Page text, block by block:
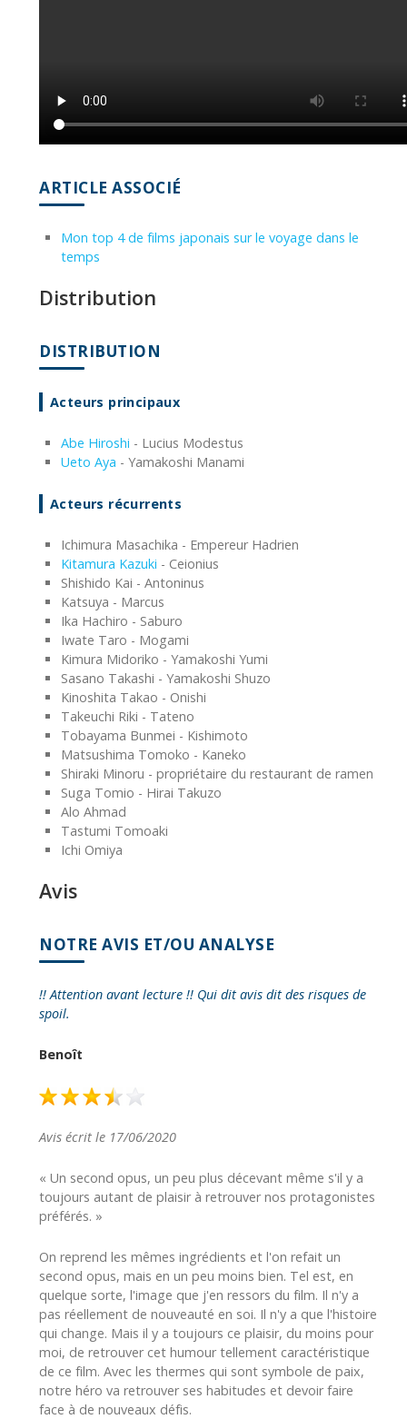
ARTICLE ASSOCIÉ
Mon top 4 de films japonais sur le voyage dans le
temps
Distribution
DISTRIBUTION
Acteurs principaux
Abe Hiroshi - Lucius Modestus
Ueto Aya - Yamakoshi Manami
Acteurs récurrents
Ichimura Masachika - Empereur Hadrien
Kitamura Kazuki - Ceionius
Shishido Kai - Antoninus
Katsuya - Marcus
Ika Hachiro - Saburo
Iwate Taro - Mogami
Kimura Midoriko - Yamakoshi Yumi
Sasano Takashi - Yamakoshi Shuzo
Kinoshita Takao - Onishi
Takeuchi Riki - Tateno
Tobayama Bunmei - Kishimoto
Matsushima Tomoko - Kaneko
Shiraki Minoru - propriétaire du restaurant de ramen
Suga Tomio - Hirai Takuzo
Alo Ahmad
Tastumi Tomoaki
Ichi Omiya
Avis
NOTRE AVIS ET/OU ANALYSE
!! Attention avant lecture !! Qui dit avis dit des risques de
spoil.
Benoît
Avis écrit le 17/06/2020
« Un second opus, un peu plus décevant même s'il y a
toujours autant de plaisir à retrouver nos protagonistes
préférés. »
On reprend les mêmes ingrédients et l'on refait un
second opus, mais en un peu moins bien. Tel est, en
quelque sorte, l'image que j'en ressors du film. Il n'y a
pas réellement de nouveauté en soi. Il n'y a que l'histoire
qui change. Mais il y a toujours ce plaisir, du moins pour
moi, de retrouver cet humour tellement caractéristique
de ce film. Avec les thermes qui sont symbole de paix,
notre héro va retrouver ses habitudes et devoir faire
face à de nouveaux défis.